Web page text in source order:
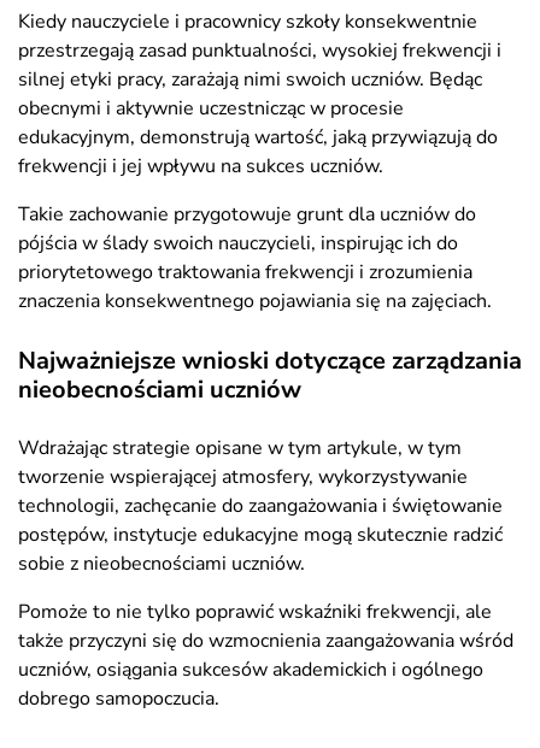
Kiedy nauczyciele i pracownicy szkoły konsekwentnie
przestrzegają zasad punktualności, wysokiej frekwencji i
silnej etyki pracy, zarażają nimi swoich uczniów. Będąc
obecnymi i aktywnie uczestnicząc w procesie
edukacyjnym, demonstrują wartość, jaką przywiązują do
frekwencji i jej wpływu na sukces uczniów.
Takie zachowanie przygotowuje grunt dla uczniów do
pójścia w ślady swoich nauczycieli, inspirując ich do
priorytetowego traktowania frekwencji i zrozumienia
znaczenia konsekwentnego pojawiania się na zajęciach.
Najważniejsze wnioski dotyczące zarządzania
nieobecnościami uczniów
Wdrażając strategie opisane w tym artykule, w tym
tworzenie wspierającej atmosfery, wykorzystywanie
technologii, zachęcanie do zaangażowania i świętowanie
postępów, instytucje edukacyjne mogą skutecznie radzić
sobie z nieobecnościami uczniów.
Pomoże to nie tylko poprawić wskaźniki frekwencji, ale
także przyczyni się do wzmocnienia zaangażowania wśród
uczniów, osiągania sukcesów akademickich i ogólnego
dobrego samopoczucia.